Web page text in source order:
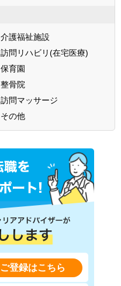
三重県
大阪府
徳島県
長崎県
宮崎県
介護福祉施設
訪問リハビリ(在宅医療)
保育園
整骨院
訪問マッサージ
その他
ご登録はこちら